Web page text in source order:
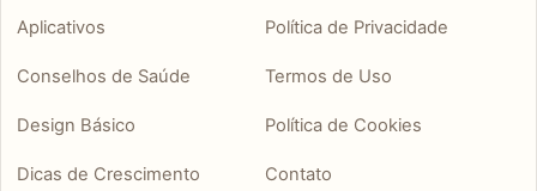
Aplicativos
Conselhos de Saúde
Design Básico
Dicas de Crescimento
Política de Privacidade
Termos de Uso
Política de Cookies
Contato